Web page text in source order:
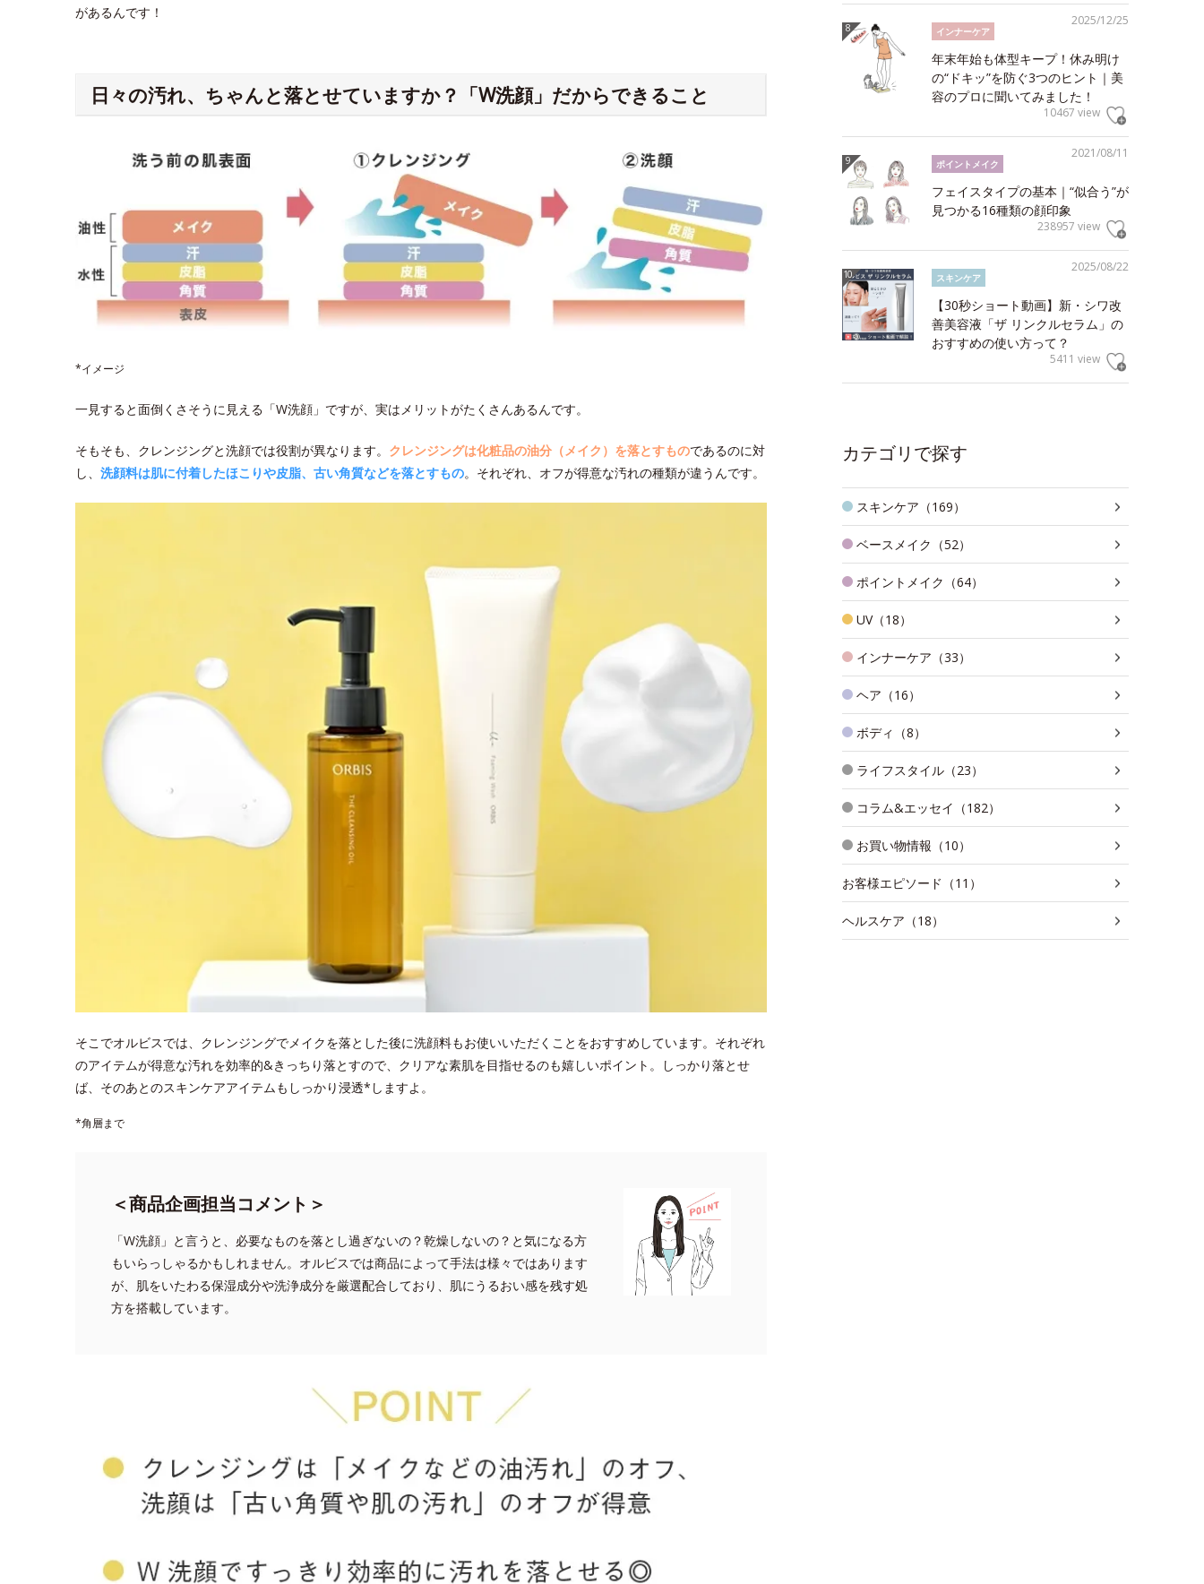
があるんです！
日々の汚れ、ちゃんと落とせていますか？「W洗顔」だからできること
*イメージ
一見すると面倒くさそうに見える「W洗顔」ですが、実はメリットがたくさんあるんです。
そもそも、クレンジングと洗顔では役割が異なります。 クレンジングは化粧品の油分（メイク）を落とすものであるのに対
し、 洗顔料は肌に付着したほこりや皮脂、古い角質などを落とすもの。それぞれ、オフが得意な汚れの種類が違うんです。
そこでオルビスでは、クレンジングでメイクを落とした後に洗顔料もお使いいただくことをおすすめしています。それぞれ
のアイテムが得意な汚れを効率的&きっちり落とすので、クリアな素肌を目指せるのも嬉しいポイント。しっかり落とせ
ば、そのあとのスキンケアアイテムもしっかり浸透*しますよ。
*角層まで
＜商品企画担当コメント＞
「W洗顔」と言うと、必要なものを落とし過ぎないの？乾燥しないの？と気になる方
もいらっしゃるかもしれません。オルビスでは商品によって手法は様々ではあります
が、肌をいたわる保湿成分や洗浄成分を厳選配合しており、肌にうるおい感を残す処
方を搭載しています。
2025/12/25
インナーケア
年末年始も体型キープ！休み明け
の“ドキッ”を防ぐ3つのヒント｜美
容のプロに聞いてみました！
10467 view
2021/08/11
ポイントメイク
フェイスタイプの基本｜“似合う”が
見つかる16種類の顔印象
238957 view
2025/08/22
スキンケア
【30秒ショート動画】新・シワ改
善美容液「ザ リンクルセラム」の
おすすめの使い方って？
5411 view
カテゴリで探す
スキンケア（169）
ベースメイク（52）
ポイントメイク（64）
UV（18）
インナーケア（33）
ヘア（16）
ボディ（8）
ライフスタイル（23）
コラム&エッセイ（182）
お買い物情報（10）
お客様エピソード（11）
ヘルスケア（18）